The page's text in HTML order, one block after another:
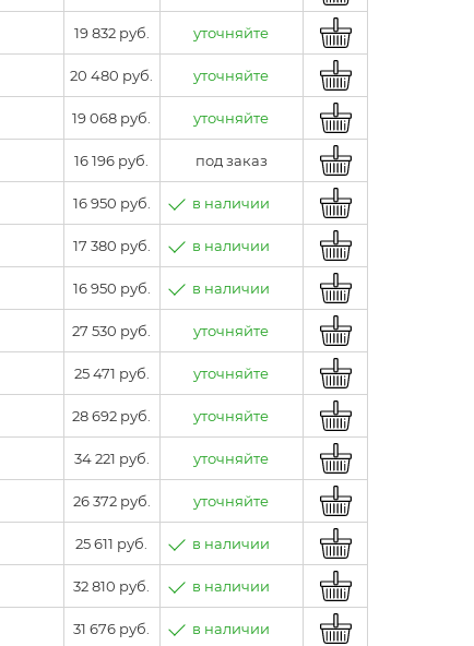
19 832 руб. уточняйте
20 480 руб. уточняйте
19 068 руб. уточняйте
16 196 руб. под заказ
16 950 руб. в наличии
17 380 руб. в наличии
16 950 руб. в наличии
27 530 руб. уточняйте
25 471 руб. уточняйте
28 692 руб. уточняйте
34 221 руб. уточняйте
26 372 руб. уточняйте
25 611 руб. в наличии
32 810 руб. в наличии
31 676 руб. в наличии